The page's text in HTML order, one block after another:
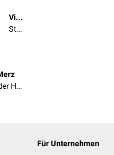
Victor Massaharu Watanabe da Silva
Student/in der Humanmedizin
Student/in der Humanmedizin
Für Unternehmen